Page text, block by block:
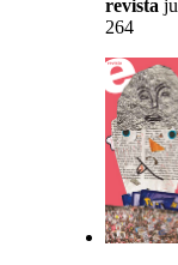
revista
264